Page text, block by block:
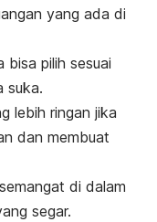
yang ada di
bisa pilih sesuai
suka.
lebih ringan jika
dan membuat
di dalam
segar.